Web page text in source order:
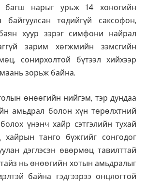
багш нарыг урьж 14 хоногийн
байгуулсан төдийгүй саксофон,
хуур зэрэг симфони найрал
зарим хөгжмийн зэмсгийн
сонирхолтой бүтээл хийхээр
зорьж байна.
өнөөгийн нийгэм, тэр дундаа
амьдрал болон хүн төрөлхтний
үнэнч хайр сэтгэлийн тухай
хайрын танго бүжгийг сонгодог
дэглэсэн өвөрмөц тавилттай
нь өнөөгийн хотын амьдралыг
байна гэдгээрээ онцлогтой